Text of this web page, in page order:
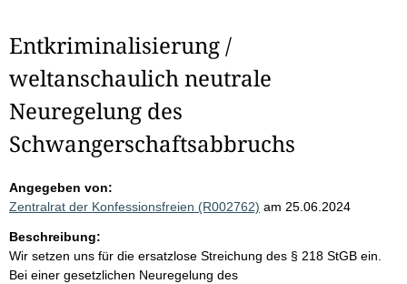
Entkriminalisierung /
weltanschaulich neutrale
Neuregelung des
Schwangerschaftsabbruchs
Angegeben von:
Zentralrat der Konfessionsfreien (R002762) am 25.06.2024
Beschreibung:
Wir setzen uns für die ersatzlose Streichung des § 218 StGB ein.
Bei einer gesetzlichen Neuregelung des